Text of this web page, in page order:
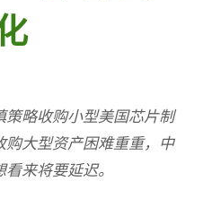
策略收购小型美国芯片制
购大型资产困难重重，中
来将要延迟。